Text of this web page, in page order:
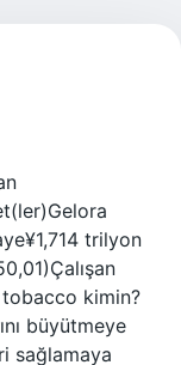
trilyon
tobacco kimin?
büyütmeye
sağlamaya